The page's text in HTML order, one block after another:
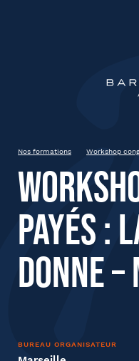
Nos formations Workshop
payés :
donne
BUREAU ORGANISATEUR
Workshop
nouvelle
9h à 11h30 (accueil à
État civil
Prénom